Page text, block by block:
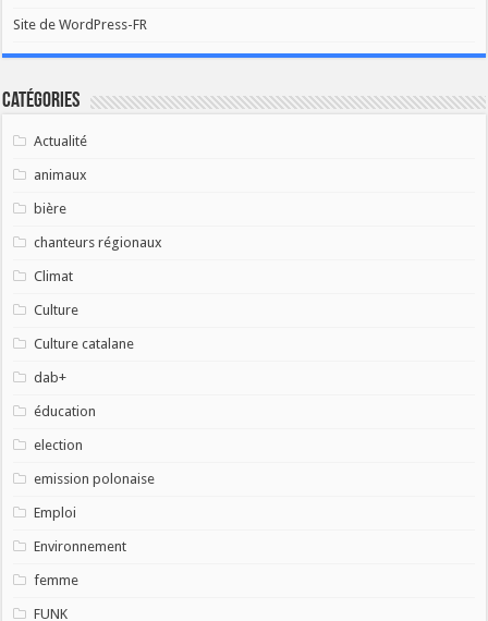
Site de WordPress-FR
Catégories
Actualité
animaux
bière
chanteurs régionaux
Climat
Culture
Culture catalane
dab+
éducation
election
emission polonaise
Emploi
Environnement
femme
FUNK